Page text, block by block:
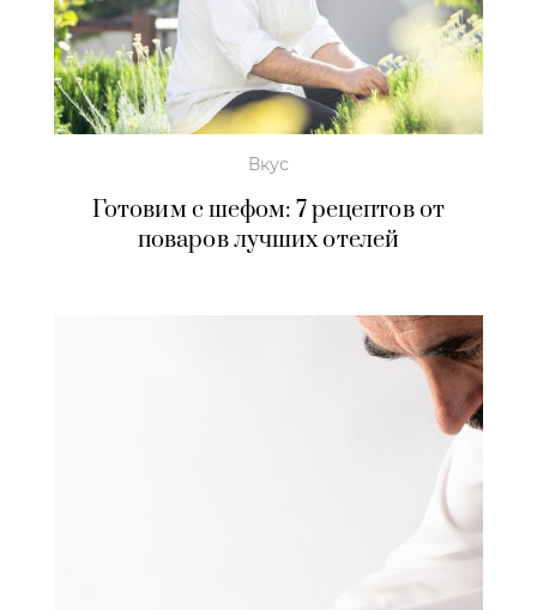
Вкус
Готовим с шефом: 7 рецептов от
поваров лучших отелей